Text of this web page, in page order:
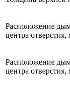
Расположение
центра
Расположение
центра